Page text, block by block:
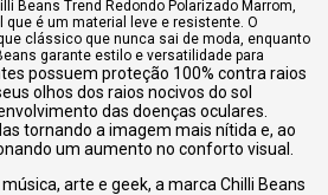
Beans Trend Redondo Polarizado Marrom,
é um material leve e resistente. O
clássico que nunca sai de moda, enquanto
garante estilo e versatilidade para
possuem proteção 100% contra raios
olhos dos raios nocivos do sol
das doenças oculares.
tornando a imagem mais nítida e, ao
um aumento no conforto visual.
arte e geek, a marca Chilli Beans